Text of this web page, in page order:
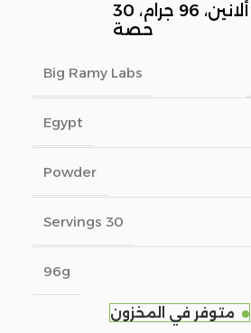
ريد ريكس، بيتا ألانين، 96 جرام، 30
حصة
Big Ramy Labs
Egypt
Powder
30 Servings
96g
متوفر في المخزون